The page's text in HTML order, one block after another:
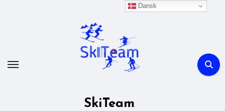
SkiTeam
Dansk